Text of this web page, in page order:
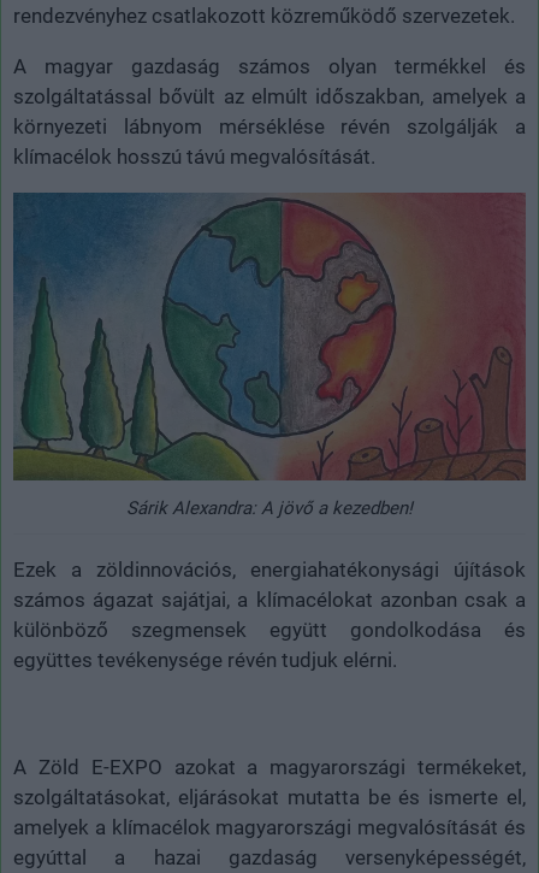
rendezvényhez csatlakozott közreműködő szervezetek.
A magyar gazdaság számos olyan termékkel és
szolgáltatással bővült az elmúlt időszakban, amelyek a
környezeti lábnyom mérséklése révén szolgálják a
klímacélok hosszú távú megvalósítását.
Sárik Alexandra: A jövő a kezedben!
Ezek a zöldinnovációs, energiahatékonysági újítások
számos ágazat sajátjai, a klímacélokat azonban csak a
különböző szegmensek együtt gondolkodása és
együttes tevékenysége révén tudjuk elérni.
A Zöld E-EXPO azokat a magyarországi termékeket,
szolgáltatásokat, eljárásokat mutatta be és ismerte el,
amelyek a klímacélok magyarországi megvalósítását és
egyúttal a hazai gazdaság versenyképességét,